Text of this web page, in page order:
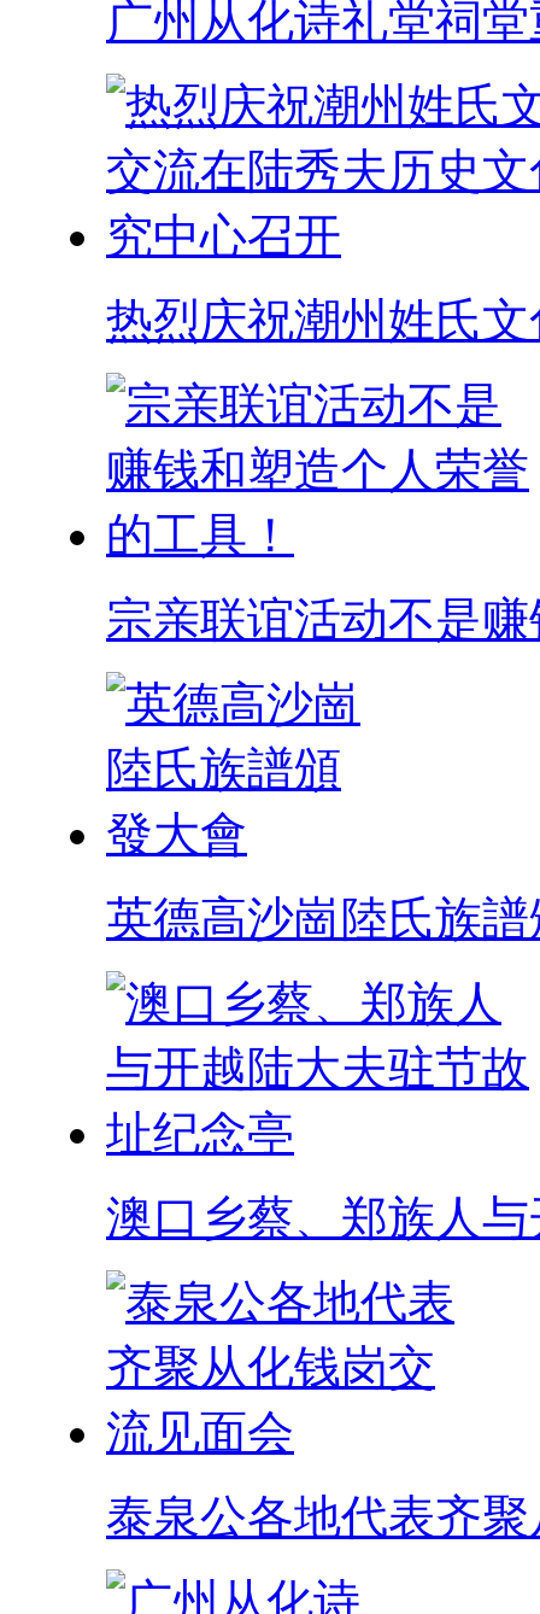
广州从化诗礼堂祠
热烈庆祝潮州姓氏
宗亲联谊活动不是
英德高沙崗陸氏族
澳口乡蔡、郑族人
泰泉公各地代表齐